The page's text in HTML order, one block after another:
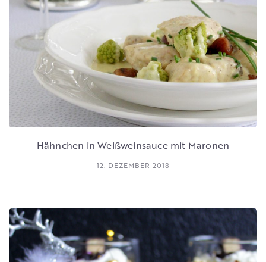
Hähnchen in Weißweinsauce mit Maronen
12. DEZEMBER 2018